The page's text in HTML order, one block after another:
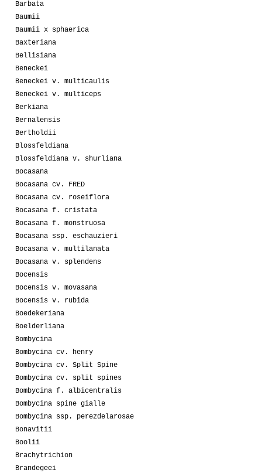
Barbata
Baumii
Baumii x sphaerica
Baxteriana
Bellisiana
Beneckei
Beneckei v. multicaulis
Beneckei v. multiceps
Berkiana
Bernalensis
Bertholdii
Blossfeldiana
Blossfeldiana v. shurliana
Bocasana
Bocasana cv. FRED
Bocasana cv. roseiflora
Bocasana f. cristata
Bocasana f. monstruosa
Bocasana ssp. eschauzieri
Bocasana v. multilanata
Bocasana v. splendens
Bocensis
Bocensis v. movasana
Bocensis v. rubida
Boedekeriana
Boelderliana
Bombycina
Bombycina cv. henry
Bombycina cv. Split Spine
Bombycina cv. split spines
Bombycina f. albicentralis
Bombycina spine gialle
Bombycina ssp. perezdelarosae
Bonavitii
Boolii
Brachytrichion
Brandegeei